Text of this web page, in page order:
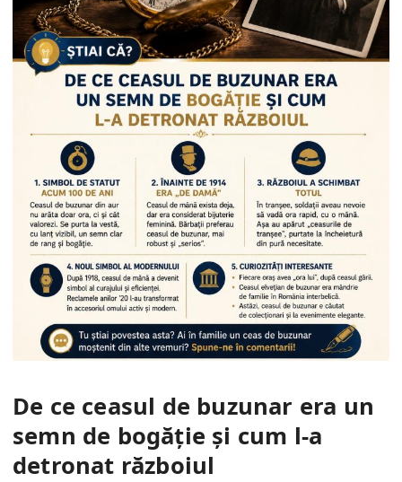
De ce ceasul de buzunar era un
semn de bogăție și cum l-a
detronat războiul